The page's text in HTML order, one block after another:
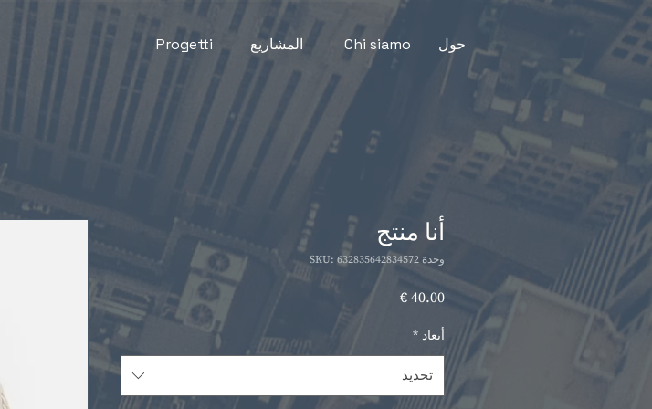
Progetti المشاريع Chi siamo حول
أنا منتج
وحدة SKU: 632835642834572
السعر
أبعاد *
تحديد